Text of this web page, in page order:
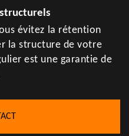
évitez la rétention
la structure de votre
est une garantie de